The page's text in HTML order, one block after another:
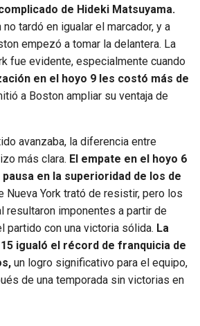
de Hideki Matsuyama.
tardó en igualar el marcador, y a
empezó a tomar la delantera. La
fue evidente, especialmente cuando
en el hoyo 9 les costó más de
a Boston ampliar su ventaja de
avanzaba, la diferencia entre
más clara. El empate en el hoyo 6
en la superioridad de los de
Nueva York trató de resistir, pero los
resultaron imponentes a partir de
partido con una victoria sólida. La
igualó el récord de franquicia de
un logro significativo para el equipo,
de una temporada sin victorias en